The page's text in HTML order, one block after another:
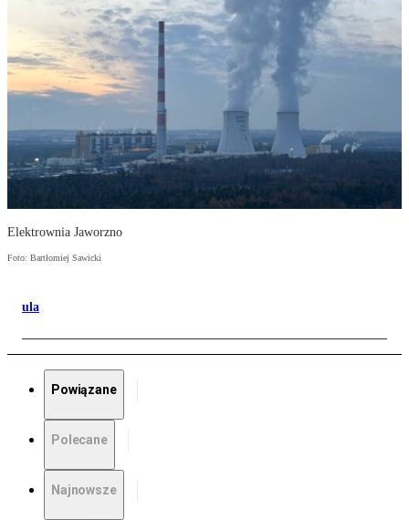
Elektrownia Jaworzno
Foto: Bartłomiej Sawicki
ula
Powiązane
Polecane
Najnowsze